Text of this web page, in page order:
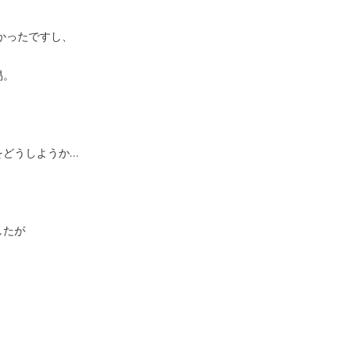
たですし、
どうしようか…
たが